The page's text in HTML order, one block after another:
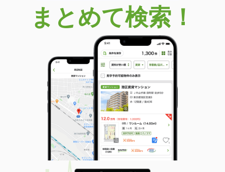
まとめて検索！